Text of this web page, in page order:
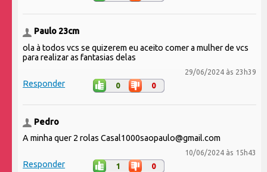
Paulo 23cm
ola à todos vcs se quizerem eu aceito comer a mulher de vcs
para realizar as fantasias delas
29/06/2024 às 23h39
Responder 0 0
Pedro
A minha quer 2 rolas Casal1000saopaulo@gmail.com
10/06/2024 às 15h43
Responder 1 0